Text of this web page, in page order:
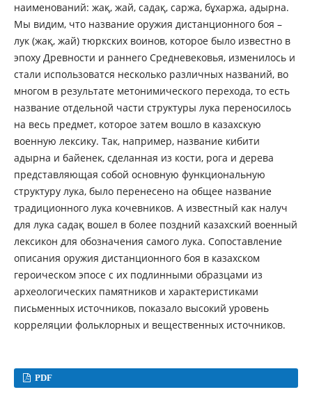
наименований: жақ, жай, садақ, саржа, бұхаржа, адырна.
Мы видим, что название оружия дистанционного боя –
лук (жақ, жай) тюркских воинов, которое было известно в
эпоху Древности и раннего Средневековья, изменилось и
стали использоватся несколько различных названий, во
многом в результате метонимического перехода, то есть
название отдельной части структуры лука переносилось
на весь предмет, которое затем вошло в казахскую
военную лексику. Так, например, название кибити
адырна и байенек, сделанная из кости, рога и дерева
представляющая собой основную функциональную
структуру лука, было перенесено на общее название
традиционного лука кочевников. А известный как налуч
для лука садақ вошел в более поздний казахский военный
лексикон для обозначения самого лука. Сопоставление
описания оружия дистанционного боя в казахском
героическом эпосе с их подлинными образцами из
археологических памятников и характеристиками
письменных источников, показало высокий уровень
корреляции фольклорных и вещественных источников.
PDF